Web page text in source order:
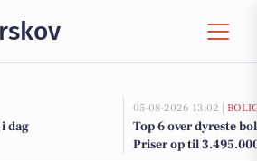
dag
05-08-2026 13:02 |
Top 6 over dyreste
Priser op til